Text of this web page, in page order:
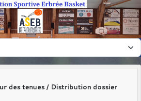
des tenues / Distribution dossier
cookies